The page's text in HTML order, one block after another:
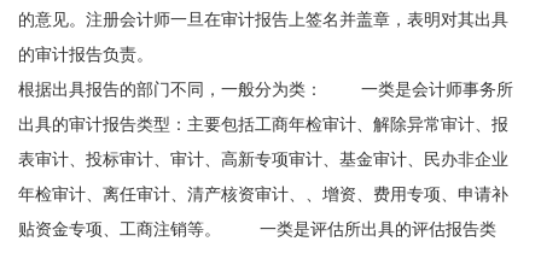
的意见。注册会计师一旦在审计报告上签名并盖章，表明对其出具
的审计报告负责。
根据出具报告的部门不同，一般分为类： 一类是会计师事务所
出具的审计报告类型：主要包括工商年检审计、解除异常审计、报
表审计、投标审计、审计、高新专项审计、基金审计、民办非企业
年检审计、离任审计、清产核资审计、、增资、费用专项、申请补
贴资金专项、工商注销等。 一类是评估所出具的评估报告类